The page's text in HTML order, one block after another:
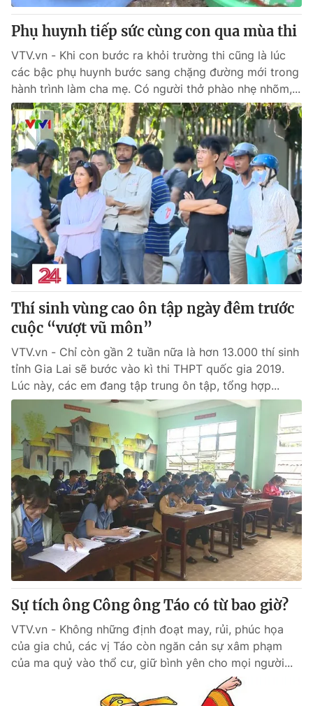
Phụ huynh tiếp sức cùng con qua mùa thi
VTV.vn - Khi con bước ra khỏi trường thi cũng là lúc
các bậc phụ huynh bước sang chặng đường mới trong
hành trình làm cha mẹ. Có người thở phào nhẹ nhõm,...
Thí sinh vùng cao ôn tập ngày đêm trước
cuộc “vượt vũ môn”
VTV.vn - Chỉ còn gần 2 tuần nữa là hơn 13.000 thí sinh
tỉnh Gia Lai sẽ bước vào kì thi THPT quốc gia 2019.
Lúc này, các em đang tập trung ôn tập, tổng hợp...
Sự tích ông Công ông Táo có từ bao giờ?
VTV.vn - Không những định đoạt may, rủi, phúc họa
của gia chủ, các vị Táo còn ngăn cản sự xâm phạm
của ma quỷ vào thổ cư, giữ bình yên cho mọi người...